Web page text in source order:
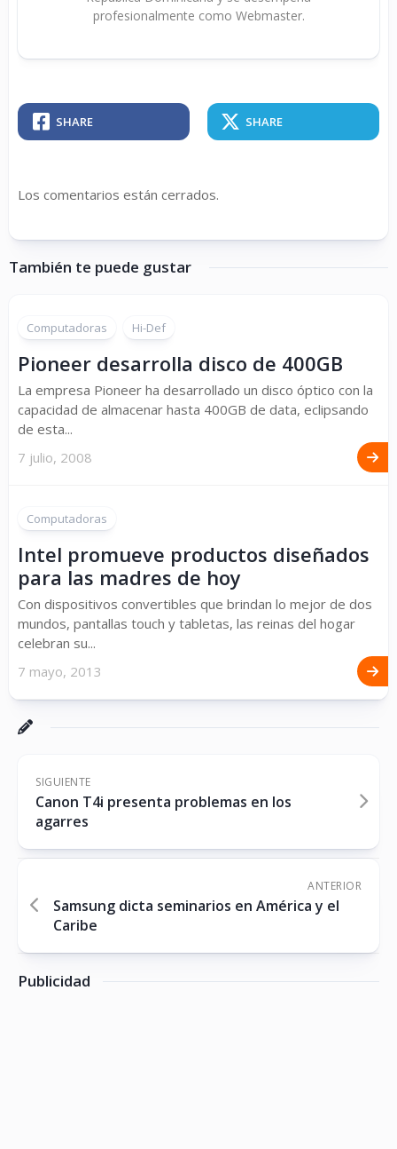
profesionalmente como Webmaster.
SHARE SHARE
Los comentarios están cerrados.
También te puede gustar
Computadoras Hi-Def
Pioneer desarrolla disco de 400GB
La empresa Pioneer ha desarrollado un disco óptico con la
capacidad de almacenar hasta 400GB de data, eclipsando
de esta...
7 julio, 2008
Computadoras
Intel promueve productos diseñados
para las madres de hoy
Con dispositivos convertibles que brindan lo mejor de dos
mundos, pantallas touch y tabletas, las reinas del hogar
celebran su...
7 mayo, 2013
SIGUIENTE
Canon T4i presenta problemas en los
agarres
ANTERIOR
Samsung dicta seminarios en América y el
Caribe
Publicidad